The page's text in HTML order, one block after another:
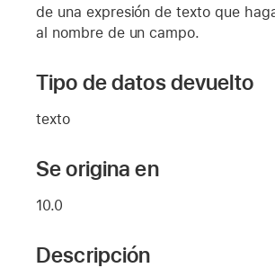
de una expresión de texto que
al nombre de un campo.
Tipo de datos devuelto
texto
Se origina en
10.0
Descripción